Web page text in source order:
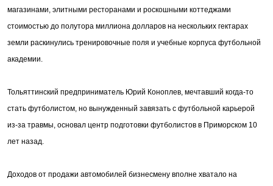
магазинами, элитными ресторанами и роскошными коттеджами
стоимостью до полутора миллиона долларов на нескольких гектарах
земли раскинулись тренировочные поля и учебные корпуса футбольной
академии.
Тольяттинский предприниматель Юрий Коноплев, мечтавший когда-то
стать футболистом, но вынужденный завязать с футбольной карьерой
из-за травмы, основал центр подготовки футболистов в Приморском 10
лет назад.
Доходов от продажи автомобилей бизнесмену вполне хватало на